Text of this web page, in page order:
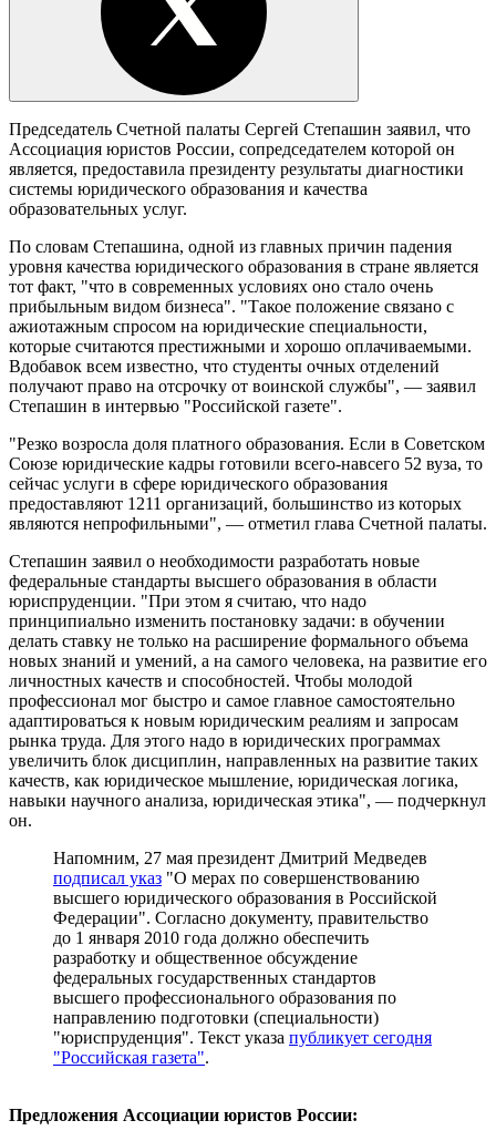
Председатель Счетной палаты Сергей Степашин заявил, что
Ассоциация юристов России, сопредседателем которой он
является, предоставила президенту результаты диагностики
системы юридического образования и качества
образовательных услуг.
По словам Степашина, одной из главных причин падения
уровня качества юридического образования в стране является
тот факт, "что в современных условиях оно стало очень
прибыльным видом бизнеса". "Такое положение связано с
ажиотажным спросом на юридические специальности,
которые считаются престижными и хорошо оплачиваемыми.
Вдобавок всем известно, что студенты очных отделений
получают право на отсрочку от воинской службы", — заявил
Степашин в интервью "Российской газете".
"Резко возросла доля платного образования. Если в Советском
Союзе юридические кадры готовили всего-навсего 52 вуза, то
сейчас услуги в сфере юридического образования
предоставляют 1211 организаций, большинство из которых
являются непрофильными", — отметил глава Счетной палаты.
Степашин заявил о необходимости разработать новые
федеральные стандарты высшего образования в области
юриспруденции. "При этом я считаю, что надо
принципиально изменить постановку задачи: в обучении
делать ставку не только на расширение формального объема
новых знаний и умений, а на самого человека, на развитие его
личностных качеств и способностей. Чтобы молодой
профессионал мог быстро и самое главное самостоятельно
адаптироваться к новым юридическим реалиям и запросам
рынка труда. Для этого надо в юридических программах
увеличить блок дисциплин, направленных на развитие таких
качеств, как юридическое мышление, юридическая логика,
навыки научного анализа, юридическая этика", — подчеркнул
он.
Напомним, 27 мая президент Дмитрий Медведев
подписал указ "О мерах по совершенствованию
высшего юридического образования в Российской
Федерации". Согласно документу, правительство
до 1 января 2010 года должно обеспечить
разработку и общественное обсуждение
федеральных государственных стандартов
высшего профессионального образования по
направлению подготовки (специальности)
"юриспруденция". Текст указа публикует сегодня
"Российская газета".
Предложения Ассоциации юристов России: